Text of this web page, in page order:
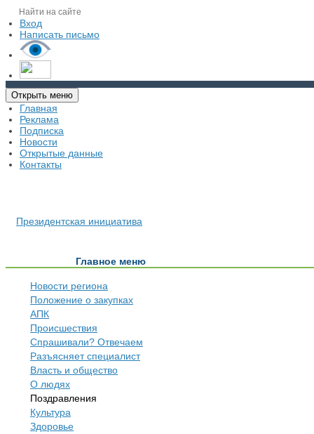
Вход
Написать письмо
Открыть меню
Главная
Реклама
Подписка
Новости
Открытые данные
Контакты
Президентская инициатива
Главное меню
Новости региона
Положение о закупках
АПК
Происшествия
Спрашивали? Отвечаем
Разъясняет специалист
Власть и общество
О людях
Поздравления
Культура
Здоровье